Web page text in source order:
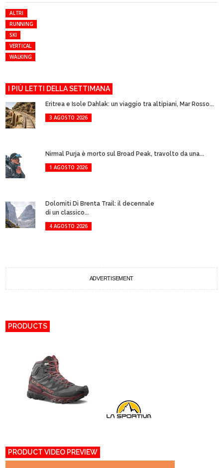
ALTRI
RUNNING
SKI
VERTICAL
WALKING
I PIÙ LETTI DELLA SETTIMANA
Eritrea e Isole Dahlak: un viaggio tra altipiani, Mar Rosso...
3 AGOSTO 2026
Nirmal Purja è morto sul Broad Peak, travolto da una...
1 AGOSTO 2026
Dolomiti Di Brenta Trail: il decennale
di un classico...
4 AGOSTO 2026
ADVERTISEMENT
PRODUCTS
PRODUCT VIDEO PREVIEW